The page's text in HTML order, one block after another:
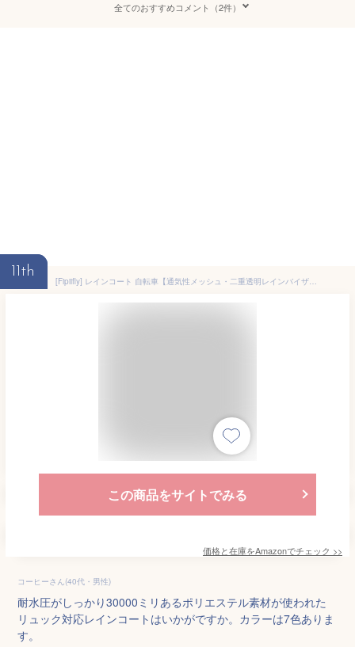
全てのおすすめコメント（2件）
11th
[Fipiifly] レインコート 自転車【通気性メッシュ・二重透明レインバイザー付き】 レインコート レディース 自転車 カッパ リュック対応 レインポンチョ メンズ 反射テープ ロング レインウェア 軽量 雨具 雨合羽 通勤通学 防風防水 男女兼用
この商品をサイトでみる
価格と在庫をAmazonでチェック >>
コーヒーさん(40代・男性)
耐水圧がしっかり30000ミリあるポリエステル素材が使われた
リュック対応レインコートはいかがですか。カラーは7色ありま
す。